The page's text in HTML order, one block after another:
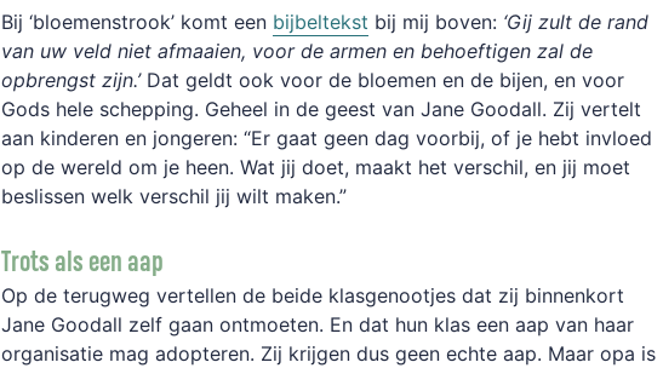
Bij ‘bloemenstrook’ komt een bijbeltekst bij mij boven: ‘Gij zult de rand
van uw veld niet afmaaien, voor de armen en behoeftigen zal de
opbrengst zijn.’Dat geldt ook voor de bloemen en de bijen, en voor
Gods hele schepping. Geheel in de geest van Jane Goodall. Zij vertelt
aan kinderen en jongeren: “Er gaat geen dag voorbij, of je hebt invloed
op de wereld om je heen. Wat jij doet, maakt het verschil, en jij moet
beslissen welk verschil jij wilt maken.”
Trots als een aap
Op de terugweg vertellen de beide klasgenootjes dat zij binnenkort
Jane Goodall zelf gaan ontmoeten. En dat hun klas een aap van haar
organisatie mag adopteren. Zij krijgen dus geen echte aap. Maar opa is